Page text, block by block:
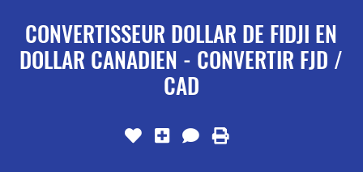
CONVERTISSEUR DOLLAR DE FIDJI EN
DOLLAR CANADIEN - CONVERTIR FJD /
CAD